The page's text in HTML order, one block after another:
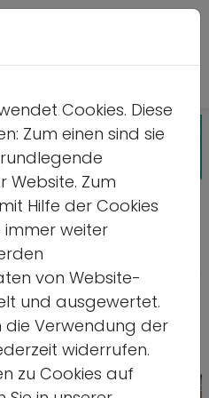
Quelle: Aaron
Cookies. Diese
Zum einen sind sie
Website. Zum
Hilfe der Cookies
immer weiter
von Website-
und ausgewertet.
die Verwendung der
widerrufen.
zu Cookies auf